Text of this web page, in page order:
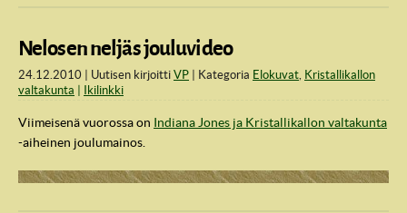
Nelosen neljäs jouluvideo
24.12.2010 Uutisen kirjoitti VP Kategoria Elokuvat Kristallikallon
valtakunta
Ikilinkki
Viimeisenä vuorossa on Indiana Jones ja Kristallikallon valtakunta
-aiheinen joulumainos.